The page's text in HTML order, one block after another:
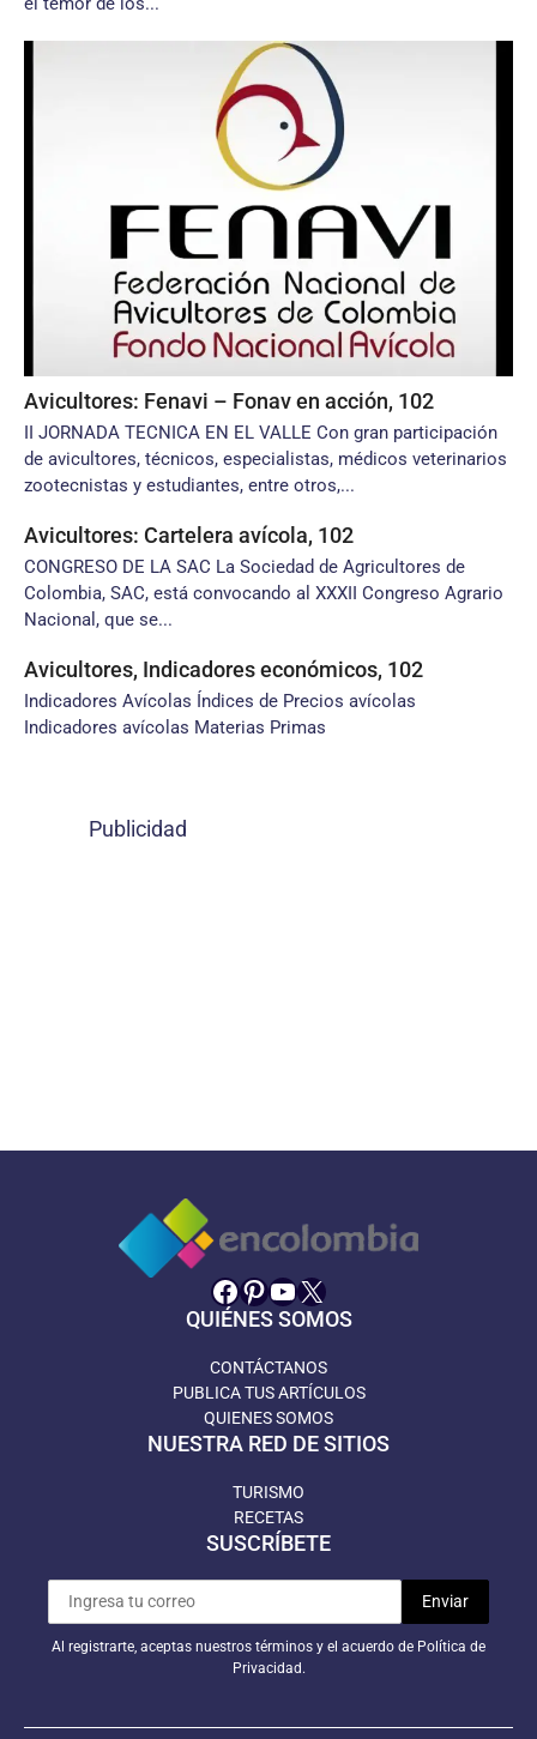
Avicultores: Fenavi – Fonav en acción, 102
II JORNADA TECNICA EN EL VALLE Con gran participación
de avicultores, técnicos, especialistas, médicos veterinarios
zootecnistas y estudiantes, entre otros,...
Avicultores: Cartelera avícola, 102
CONGRESO DE LA SAC La Sociedad de Agricultores de
Colombia, SAC, está convocando al XXXII Congreso Agrario
Nacional, que se...
Avicultores, Indicadores económicos, 102
Indicadores Avícolas Índices de Precios avícolas
Indicadores avícolas Materias Primas
Publicidad
Facebook
Pinterest
YouTube
X
QUIÉNES SOMOS
CONTÁCTANOS
PUBLICA TUS ARTÍCULOS
QUIENES SOMOS
NUESTRA RED DE SITIOS
TURISMO
RECETAS
SUSCRÍBETE
Al registrarte, aceptas nuestros términos y el acuerdo de Política de
Privacidad.